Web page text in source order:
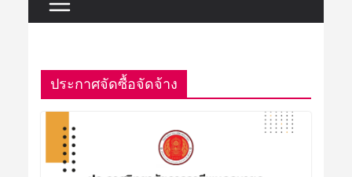
ประกาศจัดซื้อจัดจ้าง